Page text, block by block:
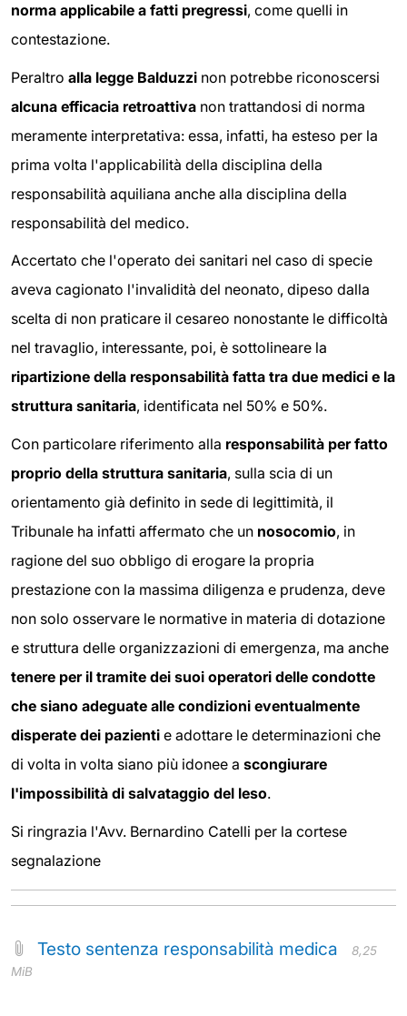
norma applicabile a fatti pregressi, come quelli in
contestazione.
Peraltro alla legge Balduzzi non potrebbe riconoscersi
alcuna efficacia retroattiva non trattandosi di norma
meramente interpretativa: essa, infatti, ha esteso per la
prima volta l'applicabilità della disciplina della
responsabilità aquiliana anche alla disciplina della
responsabilità del medico.
Accertato che l'operato dei sanitari nel caso di specie
aveva cagionato l'invalidità del neonato, dipeso dalla
scelta di non praticare il cesareo nonostante le difficoltà
nel travaglio, interessante, poi, è sottolineare la
ripartizione della responsabilità fatta tra due medici e la
struttura sanitaria, identificata nel 50% e 50%.
Con particolare riferimento alla responsabilità per fatto
proprio della struttura sanitaria, sulla scia di un
orientamento già definito in sede di legittimità, il
Tribunale ha infatti affermato che un nosocomio, in
ragione del suo obbligo di erogare la propria
prestazione con la massima diligenza e prudenza, deve
non solo osservare le normative in materia di dotazione
e struttura delle organizzazioni di emergenza, ma anche
tenere per il tramite dei suoi operatori delle condotte
che siano adeguate alle condizioni eventualmente
disperate dei pazienti e adottare le determinazioni che
di volta in volta siano più idonee a scongiurare
l'impossibilità di salvataggio del leso.
Si ringrazia l'Avv. Bernardino Catelli per la cortese
segnalazione
Testo sentenza responsabilità medica
8,25
MiB